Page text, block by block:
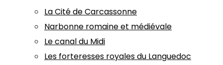
La Cité de Carcassonne
Narbonne romaine et médiévale
Le canal du Midi
Les forteresses royales du Languedoc